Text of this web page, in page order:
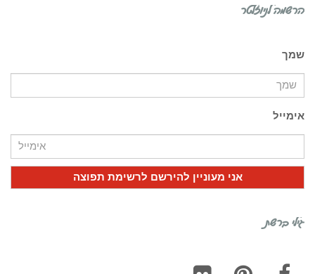
הרשמה לניוזלטר
שמך
אימייל
גילי ברשת